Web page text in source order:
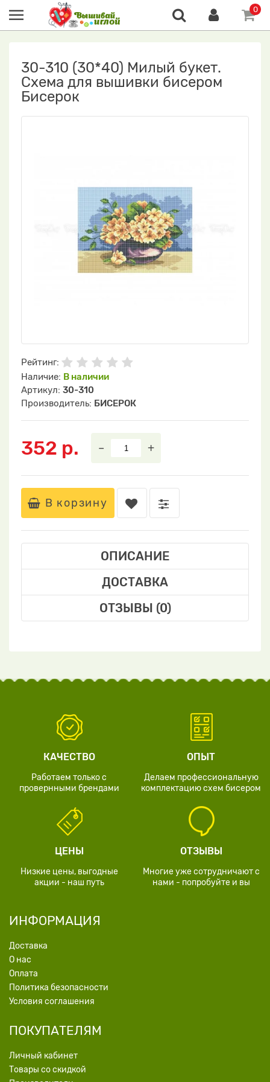
0
30-310 (30*40) Милый букет.
Схема для вышивки бисером
Бисерок
Рейтинг:
Наличие: В наличии
Артикул: 30-310
Производитель: БИСЕРОК
352 р. – +
В корзину
ОПИСАНИЕ
ДОСТАВКА
ОТЗЫВЫ (0)
КАЧЕСТВО
Работаем только с
провернными брендами
ОПЫТ
Делаем профессиональную
комплектацию схем бисером
ЦЕНЫ
Низкие цены, выгодные
акции - наш путь
ОТЗЫВЫ
Многие уже сотрудничают с
нами - попробуйте и вы
ИНФОРМАЦИЯ
Доставка
О нас
Оплата
Политика безопасности
Условия соглашения
ПОКУПАТЕЛЯМ
Личный кабинет
Товары со скидкой